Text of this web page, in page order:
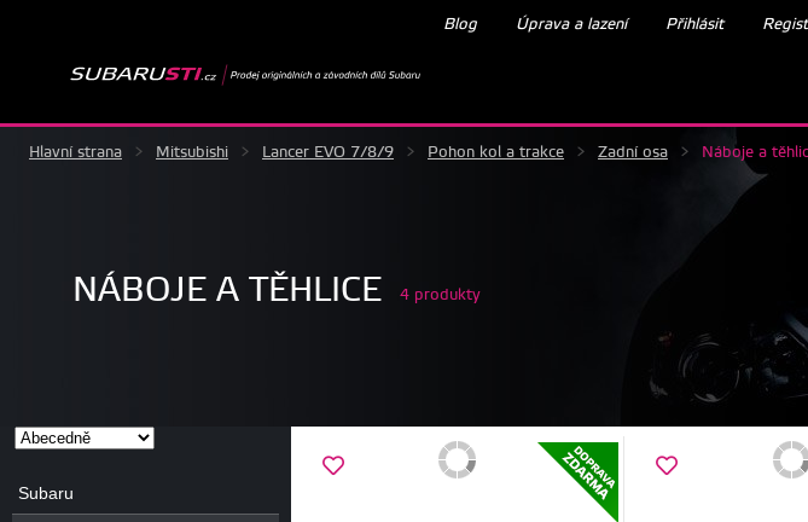
Blog Úprava a lazení Přihlásit
Hlavní strana > Mitsubishi > Lancer EVO 7/8/9 > Pohon kol a trakce > Zadní osa > Náboje a
NÁBOJE A TĚHLICE 4 produkty
Subaru